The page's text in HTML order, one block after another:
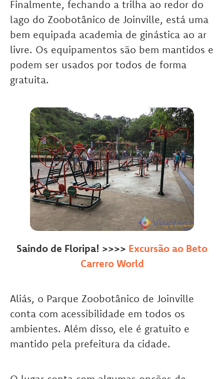
Finalmente, fechando a trilha ao redor do
lago do Zoobotânico de Joinville, está uma
bem equipada academia de ginástica ao ar
livre. Os equipamentos são bem mantidos e
podem ser usados por todos de forma
gratuita.
Saindo de Floripa! >>>> Excursão ao Beto
Carrero World
Aliás, o Parque Zoobotânico de Joinville
conta com acessibilidade em todos os
ambientes. Além disso, ele é gratuito e
mantido pela prefeitura da cidade.